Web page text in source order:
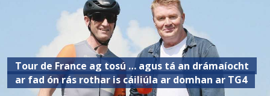
Tour de France ag tosú … agus tá an drámaíocht
ar fad ón rás rothar is cáiliúla ar domhan ar TG4